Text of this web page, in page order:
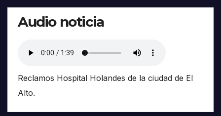
Audio noticia
Reclamos Hospital Holandes de la ciudad de El
Alto.